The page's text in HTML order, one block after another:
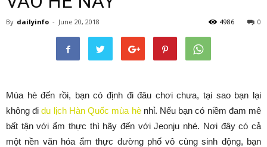
By dailyinfo - June 20, 2018 0
4986
Mùa hè đến rồi, bạn có định đi đâu chơi chưa, tại sao bạn lại
không đidu lịch Hàn Quốc mùa hènhỉ. Nếu bạn có niềm đam mê
bất tận với ẩm thực thì hãy đến với Jeonju nhé. Nơi đây có cả
một nền văn hóa ẩm thực đường phố vô cùng sinh động, bạn